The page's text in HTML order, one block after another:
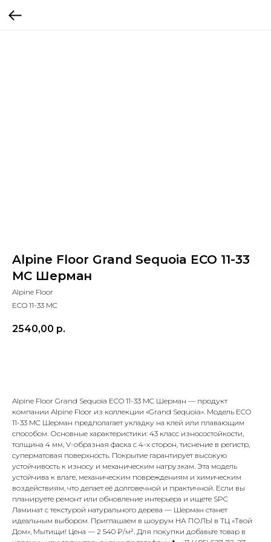
Alpine Floor Grand Sequoia ECO 11-33
MC Шерман
Alpine Floor
ECO 11-33 MC
2540,00 р.
Alpine Floor Grand Sequoia ECO 11-33 MC Шерман — продукт
компании Alpine Floor из коллекции «Grand Sequoia». Модель ECO
11-33 MC Шерман предполагает укладку на клей или плавающим
способом. Основные характеристики: 43 класс износостойкости,
толщина 4 мм, V-образная фаска с 4-х сторон, тиснение в регистр,
суперматовая поверхность. Покрытие гарантирует высокую
устойчивость к износу и механическим нагрузкам. Эта модель
устойчива к влаге, механическим повреждениям и химическим
воздействиям, что делает её долговечной и практичной. Если вы
планируете ремонт или обновление интерьера и ищете SPC
Ламинат с текстурой натурального дерева — Шерман станет
идеальным выбором. Приглашаем в шоурум НА ПОЛЫ в ТЦ «Твой
Дом», Мытищи! Цена — 2 540 ₽/м². Для покупки добавьте товар в